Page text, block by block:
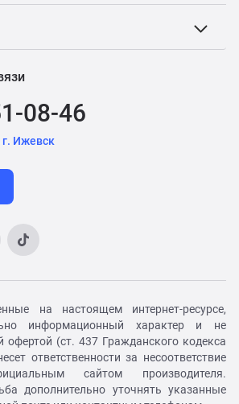
08-46
г. Ижевск
на настоящем интернет-ресурсе,
информационный характер и не
офертой (ст. 437 Гражданского кодекса
ответственности за несоответствие
сайтом производителя.
дополнительно уточнять указанные